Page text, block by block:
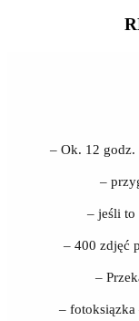
– Ok. 12 godz.
–
– jeśli to
– 400 zdjęć
–
– fotoksiązka